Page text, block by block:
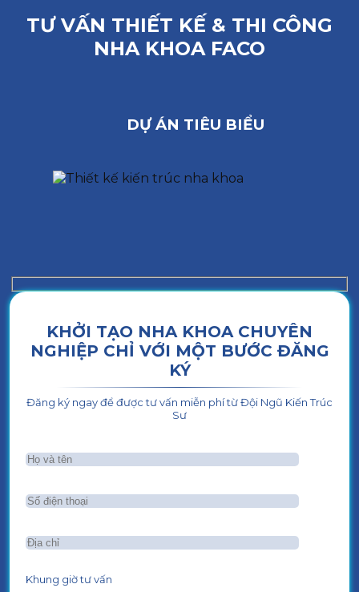
TƯ VẤN THIẾT KẾ & THI CÔNG
NHA KHOA FACO
DỰ ÁN TIÊU BIỂU
KHỞI TẠO NHA KHOA CHUYÊN
NGHIỆP CHỈ VỚI MỘT BƯỚC ĐĂNG
KÝ
Đăng ký ngay để được tư vấn miễn phí từ Đội Ngũ Kiến Trúc
Sư
Khung giờ tư vấn